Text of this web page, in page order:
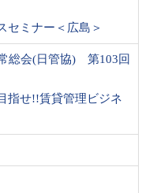
ミナー＜広島＞
総会(日管協) 第103回
せ!!賃貸管理ビジネ